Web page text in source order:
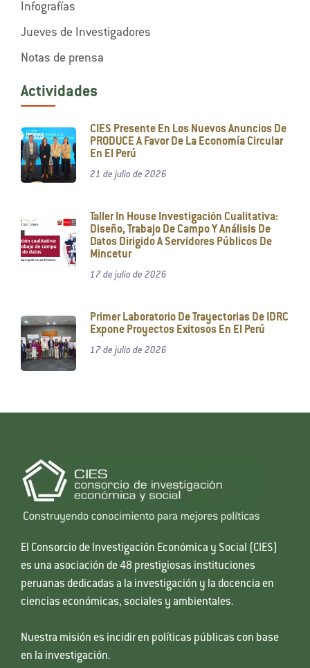
Infografías
Jueves de Investigadores
Notas de prensa
Actividades
CIES Presente En Los Nuevos Anuncios De
PRODUCE A Favor De La Economía Circular
En El Perú
21 de julio de 2026
Taller In House Investigación Cualitativa:
Diseño, Trabajo De Campo Y Análisis De
Datos Dirigido A Servidores Públicos De
Mincetur
17 de julio de 2026
Primer Laboratorio De Trayectorias De IDRC
Expone Proyectos Exitosos En El Perú
17 de julio de 2026
El Consorcio de Investigación Económica y Social (CIES)
es una asociación de 48 prestigiosas instituciones
peruanas dedicadas a la investigación y la docencia en
ciencias económicas, sociales y ambientales.
Nuestra misión es incidir en políticas públicas con base
en la investigación.